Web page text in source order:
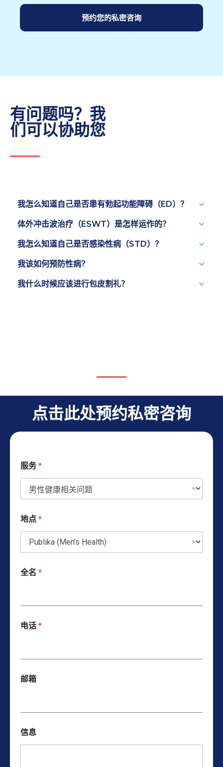
预约您的私密咨询
有问题吗？我
们可以协助您
我怎么知道自己是否患有勃起功能障碍（ED）？
体外冲击波治疗（ESWT）是怎样运作的？
我怎么知道自己是否感染性病（STD）？
我该如何预防性病？
我什么时候应该进行包皮割礼？
点击此处预约私密咨询
服务*
地点 *
全名 *
电话 *
邮箱
信息